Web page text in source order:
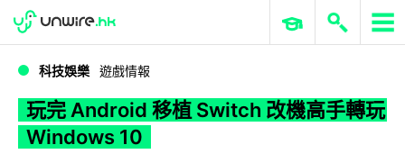
WWDC 2026 ERP 與商業 AI
科技娛樂 遊戲情報
玩完 Android 移植 Switch 改機高手轉玩
Windows 10